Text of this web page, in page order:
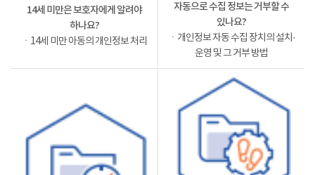
14세 미만은 보호자에게 알려야
하나요?
ㆍ14세 미만 아동의 개인정보 처리
자동으로 수집 정보는 거부할 수
있나요?
ㆍ개인정보 자동 수집 장치의 설치·
운영 및 그 거부 방법